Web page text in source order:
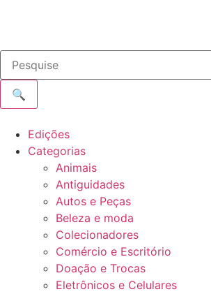
🔍
Edições
Categorias
Animais
Antiguidades
Autos e Peças
Beleza e moda
Colecionadores
Comércio e Escritório
Doação e Trocas
Eletrônicos e Celulares